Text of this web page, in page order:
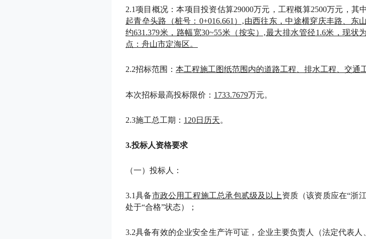
2.1项目概况：本项目投资估算29000万元，工程概算2500万元，其
起青垒头路（桩号： 0+016.661）,由西往东，中途横穿庆丰路、东
约631.379米，路幅宽30~55米（按实）,最大排水管径1.6米，现状
点：舟山市定海区。
2.2招标范围： 本工程施工图纸范围内的道路工程、排水工程、交通
本次招标最高投标限价： 1733.7679万元。
2.3施工总工期： 120日历天。
3.投标人资格要求
（一）投标人：
3.1具备市政公用工程施工总承包贰级及以上 资质（该资质应在“浙
处于“合格”状态）；
3.2具备有效的企业安全生产许可证，企业主要负责人（法定代表